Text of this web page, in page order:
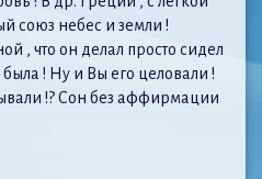
союз небес и земли !
, что он делал просто сидел
! Ну и Вы его целовали !
!? Сон без аффирмации